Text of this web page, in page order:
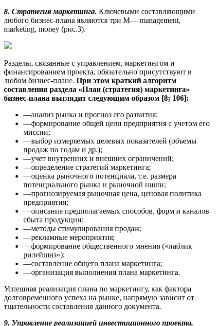
8. Стратегия маркетинга. Ключевыми составляющими
любого бизнес-плана являются три М— management,
marketing, money (рис.3).
Разделы, связанные с управлением, маркетингом и
финансированием проекта, обязательно при­сутствуют в
любом бизнес-плане. При этом краткий алгоритм
составления раздела «План (стратегия) маркетинга»
бизнес-плана выглядит следующим образом [8; 106]:
—анализ рынка и прогноз его развития;
—формирование общей цели предприятия с учетом его
миссии;
—выбор измеряемых целевых показателей (объемы
продаж по годам и др.);
—учет внутренних и внешних ограничений;
—определение стратегий маркетинга;
—оценка рыночного потенциала, т.е. размера
потенциального рынка и рыночной ниши;
—прогнозируемая рыночная цена, ценовая политика
предприятия;
—описание предполагаемых способов, форм и каналов
сбыта продукции;
—методы стимулирования продаж;
—рекламные мероприятия;
—формирование общественного мнения («паблик
рилейшнз»);
—составление общего плана маркетинга;
—организация выполнения плана маркетинга.
Успешная реализация плана по маркетингу, как фактора
долговременного успеха на рынке, на­прямую зависит от
тщательности составления данного документа.
9. Управление реализацией инвестиционного проекта.